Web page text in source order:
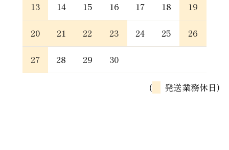
13 14 15 16 17 18 19
20 21 22 23 24 25 26
27 28 29 30
( 発送業務休日)